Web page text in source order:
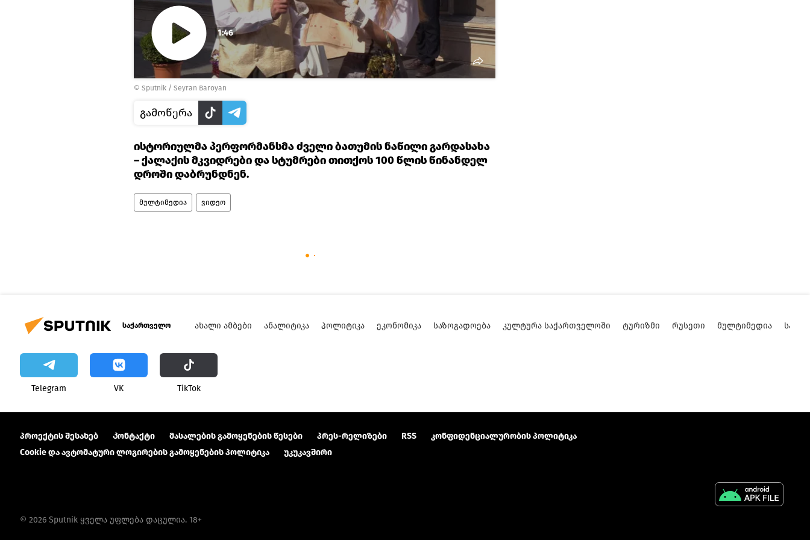
Video
1:46
© Sputnik / Seyran Baroyan
გამოწერა
ისტორიულმა პერფორმანსმა ძველი ბათუმის ნაწილი გარდასახა
– ქალაქის მკვიდრები და სტუმრები თითქოს 100 წლის წინანდელ
დროში დაბრუნდნენ.
მულტიმედია ვიდეო
საქართველო ᲐᲮᲐᲚᲘ ᲐᲛᲑᲔᲑᲘ ᲐᲜᲐᲚᲘᲢᲘᲙᲐ ᲞᲝᲚᲘᲢᲘᲙᲐ ᲔᲙᲝᲜᲝᲛᲘᲙᲐ ᲡᲐᲖᲝᲒᲐᲓᲝᲔᲑᲐ ᲙᲣᲚᲢᲣᲠᲐ ᲡᲐᲥᲐᲠᲗᲕᲔᲚᲝᲨᲘ ᲢᲣᲠᲘᲖᲛᲘ ᲠᲣᲡᲔᲗᲘ ᲛᲣᲚᲢᲘᲛᲔᲓᲘᲐ
Telegram VK ТikТоk
პროექტის შესახებ Კონტაქტი მასალების გამოყენების წესები პრეს-რელიზები RSS
კონფიდენციალურობის პოლიტიკა
Cookie და ავტომატური ლოგირების გამოყენების პოლიტიკა
უკუკავშირი
© 2026 Sputnik ყველა უფლება დაცულია. 18+